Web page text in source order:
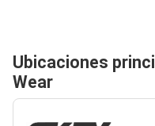
Ubicaciones
Wear